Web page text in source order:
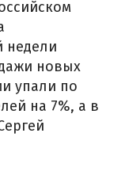
недели
новых
упали по
на 7%, а в